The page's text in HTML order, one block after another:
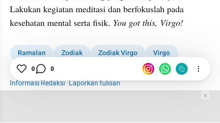
Lakukan kegiatan meditasi dan berfokuslah pada
kesehatan mental serta fisik. You got this, Virgo!
Ramalan Zodiak Zodiak Virgo
Virgo
Woman
Informasi Redaksi·Laporkan tulisan
0 0